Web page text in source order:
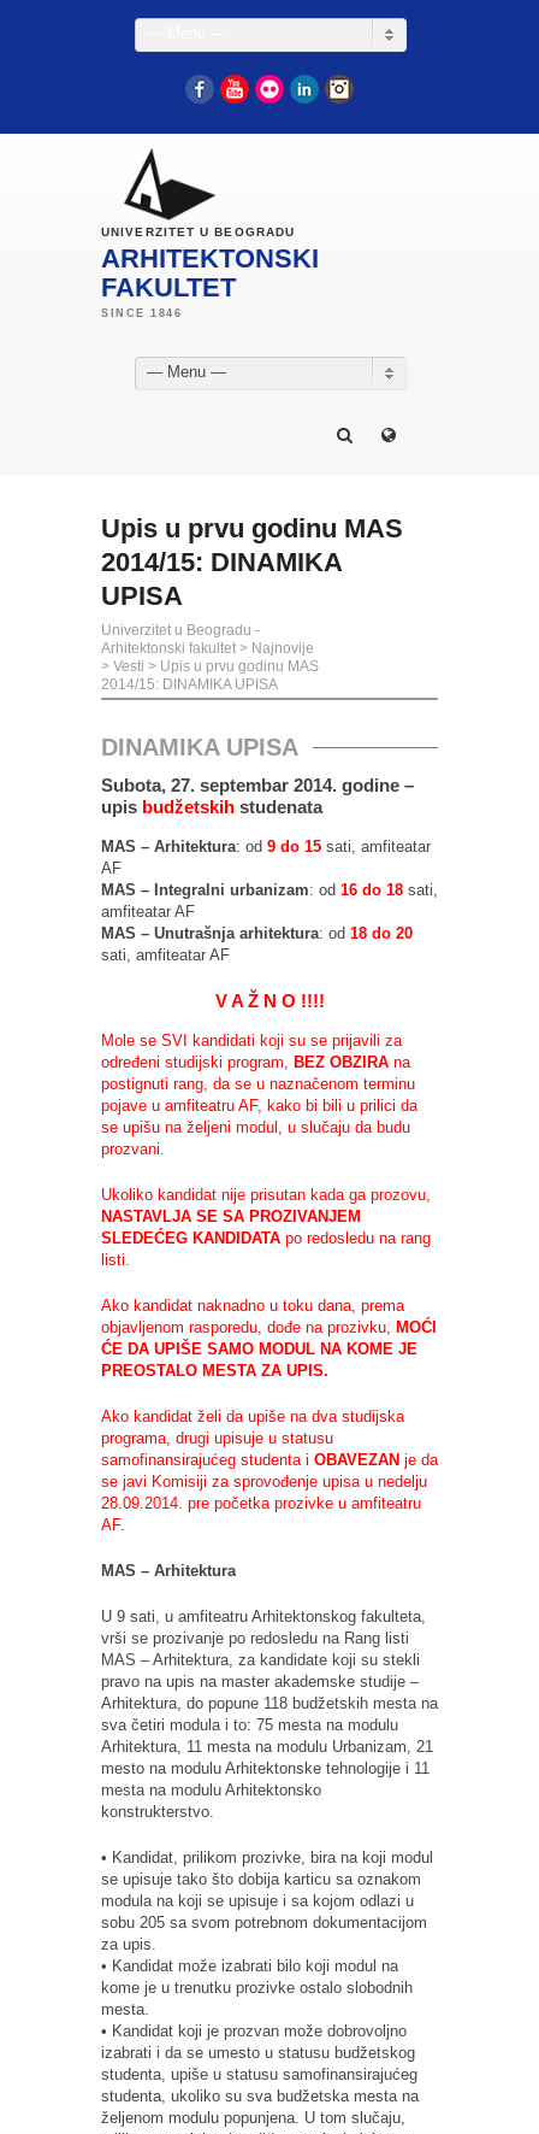
FacebookYouTube
Flickr LinkedIn
UNIVERZITET U BEOGRADU
ARHITEKTONSKI
FAKULTET
— Menu —
Upis u prvu godinu MAS
2014/15: DINAMIKA
UPISA
Univerzitet u Beogradu -
Arhitektonski fakultet > Najnovije
> Vesti > Upis u prvu godinu MAS
2014/15: DINAMIKA UPISA
DINAMIKA UPISA
Subota, 27. septembar 2014. godine –
upis budžetskih studenata
MAS – Arhitektura: od 9 do 15 sati, amfiteatar
AF
MAS – Integralni urbanizam: od 16 do 18 sati,
amfiteatar AF
MAS – Unutrašnja arhitektura: od 18 do 20
sati, amfiteatar AF
V A Ž N O !!!!
Mole se SVI kandidati koji su se prijavili za
određeni studijski program, BEZ OBZIRA na
postignuti rang, da se u naznačenom terminu
pojave u amfiteatru AF, kako bi bili u prilici da
se upišu na željeni modul, u slučaju da budu
prozvani.
Ukoliko kandidat nije prisutan kada ga prozovu,
NASTAVLJA SE SA PROZIVANJEM
SLEDEĆEG KANDIDATA po redosledu na rang
listi.
Ako kandidat naknadno u toku dana, prema
objavljenom rasporedu, dođe na prozivku, MOĆI
ĆE DA UPIŠE SAMO MODUL NA KOME JE
PREOSTALO MESTA ZA UPIS.
Ako kandidat želi da upiše na dva studijska
programa, drugi upisuje u statusu
samofinansirajućeg studenta i OBAVEZAN je da
se javi Komisiji za sprovođenje upisa u nedelju
28.09.2014. pre početka prozivke u amfiteatru
AF.
MAS – Arhitektura
U 9 sati, u amfiteatru Arhitektonskog fakulteta,
vrši se prozivanje po redosledu na Rang listi
MAS – Arhitektura, za kandidate koji su stekli
pravo na upis na master akademske studije –
Arhitektura, do popune 118 budžetskih mesta na
sva četiri modula i to: 75 mesta na modulu
Arhitektura, 11 mesta na modulu Urbanizam, 21
mesto na modulu Arhitektonske tehnologije i 11
mesta na modulu Arhitektonsko
konstrukterstvo.
• Kandidat, prilikom prozivke, bira na koji modul
se upisuje tako što dobija karticu sa oznakom
modula na koji se upisuje i sa kojom odlazi u
sobu 205 sa svom potrebnom dokumentacijom
za upis.
• Kandidat može izabrati bilo koji modul na
kome je u trenutku prozivke ostalo slobodnih
mesta.
• Kandidat koji je prozvan može dobrovoljno
izabrati i da se umesto u statusu budžetskog
studenta, upiše u statusu samofinansirajućeg
studenta, ukoliko su sva budžetska mesta na
željenom modulu popunjena. U tom slučaju,